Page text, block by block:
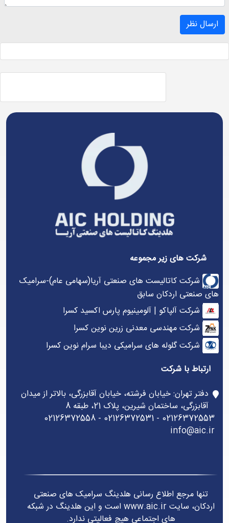
ارسال نظر
شرکت های زیر مجموعه
شرکت کاتالیست های صنعتی آریا(سهامی عام)-سرامیک
های صنعتی اردکان سابق
شرکت آلپاکو | آلومینیوم پارس اکسید کسرا
شرکت مهندسی معدنی زرین نوین کسرا
شرکت گلوله های سرامیکی دیبا سرام نوین کسرا
ارتباط با شرکت
دفتر تهران: خیابان فرشته، خیابان آقابزرگی، بالاتر از میدان
آقابزرگی، ساختمان شیرین، پلاک 21، طبقه 8
02126372553 - 02126372531 - 02126372558
info@aic.ir
تنها مرجع اطلاع رسانی هلدینگ سرامیک های صنعتی
اردکان، سایت www.aic.ir است و این هلدینگ در شبکه
های اجتماعی هیچ فعالیتی ندارد.